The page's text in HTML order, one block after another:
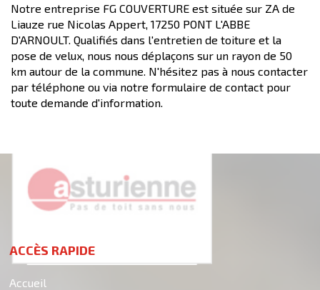
Notre entreprise FG COUVERTURE est située sur ZA de
Liauze rue Nicolas Appert, 17250 PONT L'ABBE
D'ARNOULT. Qualifiés dans l'entretien de toiture et la
pose de velux, nous nous déplaçons sur un rayon de 50
km autour de la commune. N'hésitez pas à nous contacter
par téléphone ou via notre formulaire de contact pour
toute demande d'information.
ACCÈS RAPIDE
Accueil